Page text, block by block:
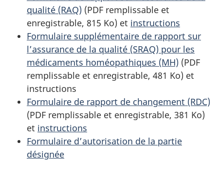
qualité (RAQ) (PDF remplissable et
enregistrable, 815 Ko) et instructions
Formulaire supplémentaire de rapport sur
l’assurance de la qualité (SRAQ) pour les
médicaments homéopathiques (MH) (PDF
remplissable et enregistrable, 481 Ko) et
instructions
Formulaire de rapport de changement (RDC)
(PDF remplissable et enregistrable, 381 Ko)
et instructions
Formulaire d’autorisation de la partie
désignée